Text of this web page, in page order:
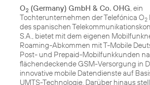
O2 (Germany) GmbH & Co. OHG, ein
Tochterunternehmen der Telefónica O2
des spanischen
S.A., bietet mit dem eigenen
Roaming-Abkommen mit T-Mobile
Post- und Prepaid-Mobilfunkkunden
flächendeckende GSM-Versorgung in
innovative mobile Datendienste auf
UMTS-Technologie. Darüber hinaus